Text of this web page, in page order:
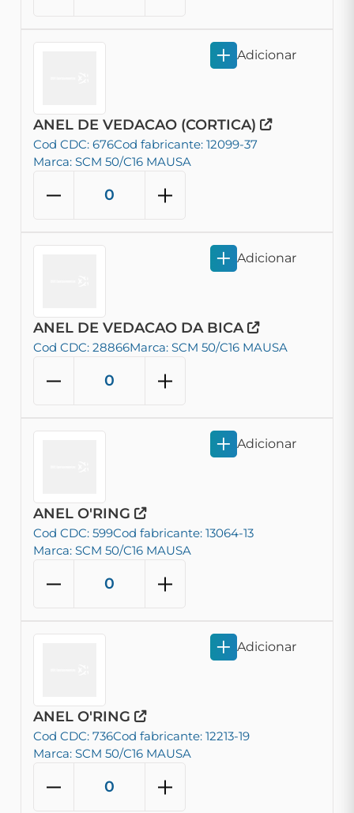
ANEL DE VEDACAO (CORTICA)
Cod CDC: 676Cod fabricante: 12099-37
Marca: SCM 50/C16 MAUSA
Adicionar
ANEL DE VEDACAO DA BICA
Cod CDC: 28866Marca: SCM 50/C16 MAUSA
Adicionar
ANEL O'RING
Cod CDC: 599Cod fabricante: 13064-13
Marca: SCM 50/C16 MAUSA
Adicionar
ANEL O'RING
Cod CDC: 736Cod fabricante: 12213-19
Marca: SCM 50/C16 MAUSA
Adicionar